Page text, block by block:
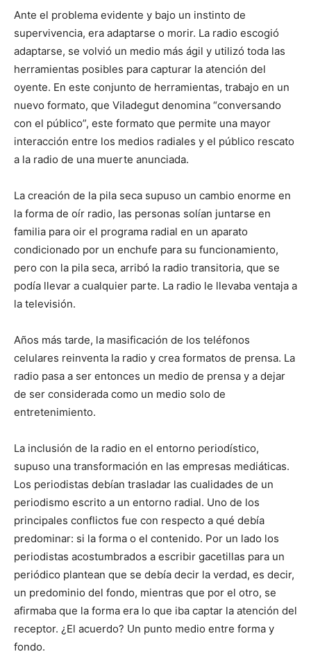
Ante el problema evidente y bajo un instinto de
supervivencia, era adaptarse o morir. La radio escogió
adaptarse, se volvió un medio más ágil y utilizó toda las
herramientas posibles para capturar la atención del
oyente. En este conjunto de herramientas, trabajo en un
nuevo formato, que Viladegut denomina “conversando
con el público”, este formato que permite una mayor
interacción entre los medios radiales y el público rescato
a la radio de una muerte anunciada.
La creación de la pila seca supuso un cambio enorme en
la forma de oír radio, las personas solían juntarse en
familia para oir el programa radial en un aparato
condicionado por un enchufe para su funcionamiento,
pero con la pila seca, arribó la radio transitoria, que se
podía llevar a cualquier parte. La radio le llevaba ventaja a
la televisión.
Años más tarde, la masificación de los teléfonos
celulares reinventa la radio y crea formatos de prensa. La
radio pasa a ser entonces un medio de prensa y a dejar
de ser considerada como un medio solo de
entretenimiento.
La inclusión de la radio en el entorno periodístico,
supuso una transformación en las empresas mediáticas.
Los periodistas debían trasladar las cualidades de un
periodismo escrito a un entorno radial. Uno de los
principales conflictos fue con respecto a qué debía
predominar: si la forma o el contenido. Por un lado los
periodistas acostumbrados a escribir gacetillas para un
periódico plantean que se debía decir la verdad, es decir,
un predominio del fondo, mientras que por el otro, se
afirmaba que la forma era lo que iba captar la atención del
receptor. ¿El acuerdo? Un punto medio entre forma y
fondo.